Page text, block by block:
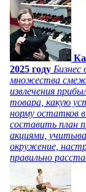
2025 году Бизнес
множества
извлечения
товара, какую
норму остатков
составить план
акциями,
окружение,
правильно